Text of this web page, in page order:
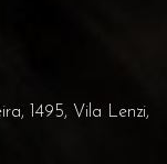
1495, Vila Lenzi,